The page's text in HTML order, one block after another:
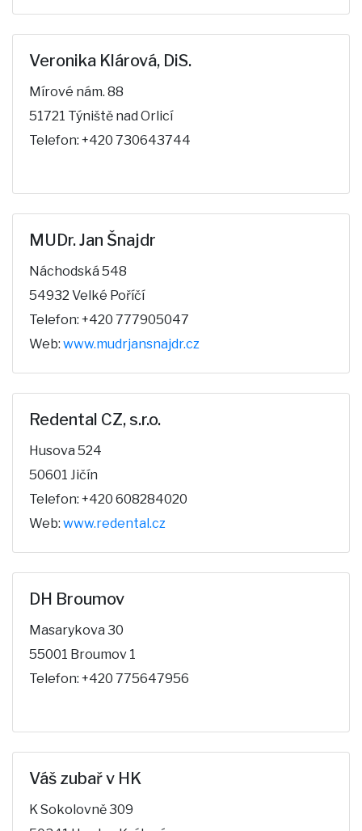
Veronika Klárová, DiS.
Mírové nám. 88
51721 Týniště nad Orlicí
Telefon: +420 730643744
MUDr. Jan Šnajdr
Náchodská 548
54932 Velké Poříčí
Telefon: +420 777905047
Web: www.mudrjansnajdr.cz
Redental CZ, s.r.o.
Husova 524
50601 Jičín
Telefon: +420 608284020
Web: www.redental.cz
DH Broumov
Masarykova 30
55001 Broumov 1
Telefon: +420 775647956
Váš zubař v HK
K Sokolovně 309